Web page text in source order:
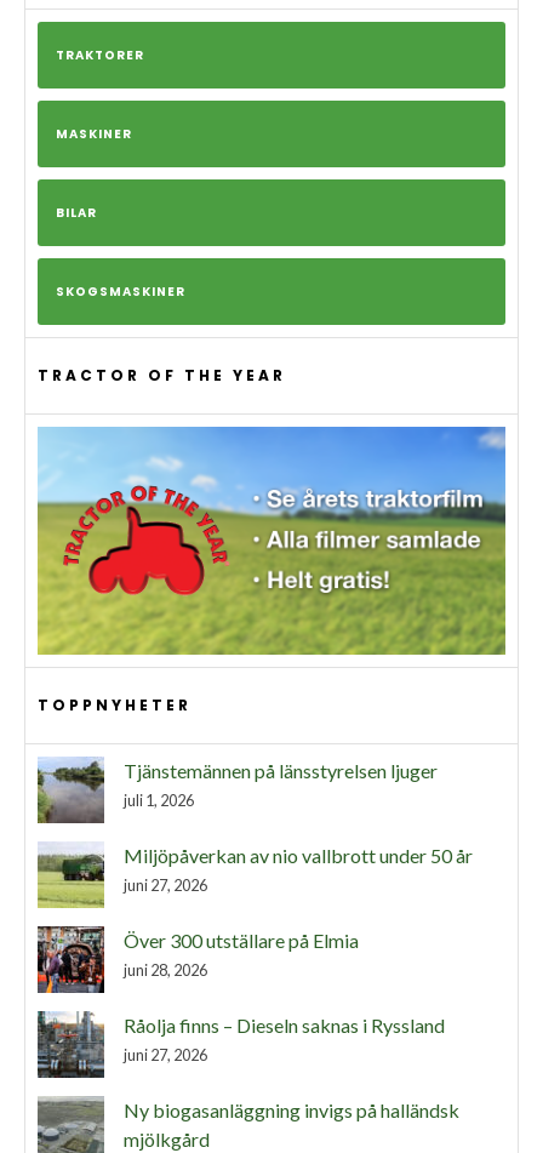
TRAKTORER
MASKINER
BILAR
SKOGSMASKINER
TRACTOR OF THE YEAR
TOPPNYHETER
Tjänstemännen på länsstyrelsen ljuger
juli 1, 2026
Miljöpåverkan av nio vallbrott under 50 år
juni 27, 2026
Över 300 utställare på Elmia
juni 28, 2026
Råolja finns – Dieseln saknas i Ryssland
juni 27, 2026
Ny biogasanläggning invigs på halländsk
mjölkgård